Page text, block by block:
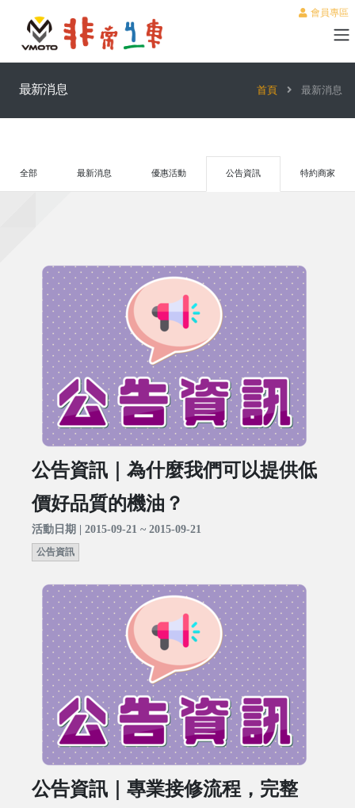
會員專區
最新消息 首頁 最新消息
全部 最新消息 優惠活動 公告資訊 特約商家
公告資訊｜為什麼我們可以提供低
價好品質的機油？
活動日期 | 2015-09-21 ~ 2015-09-21
公告資訊
公告資訊｜專業接修流程，完整